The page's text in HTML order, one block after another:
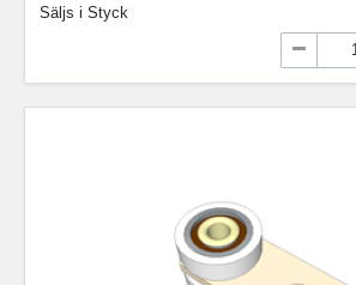
Säljs i Styck